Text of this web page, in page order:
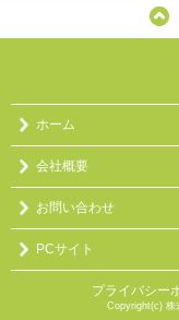
ホーム
会社概要
お問い合わせ
PCサイト
プライバシー
Copyright(c) 株